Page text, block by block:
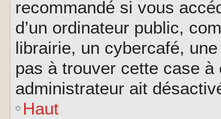
recommandé si vous
d’un ordinateur public,
librairie, un cybercafé,
pas à trouver cette case à
administrateur ait
Haut